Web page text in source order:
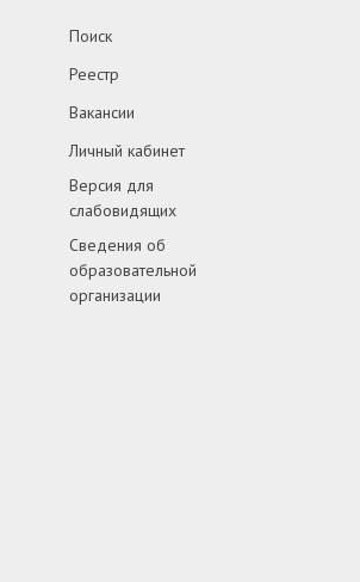
Поиск
Реестр
Вакансии
Личный кабинет
Версия для
слабовидящих
Сведения об
образовательной
организации